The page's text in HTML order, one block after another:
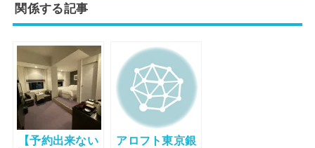
関係する記事
【予約出来ない
アロフト東京銀